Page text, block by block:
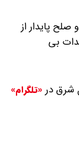
پایدار از
بی
شرق در «تلگرام»